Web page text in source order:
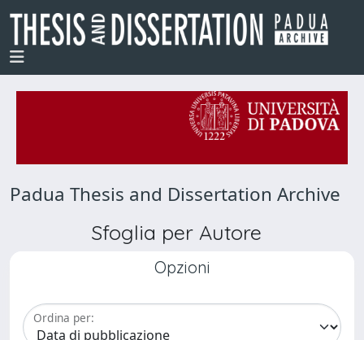
Padua Thesis and Dissertation Archive
Sfoglia per Autore
Opzioni
Ordina per: